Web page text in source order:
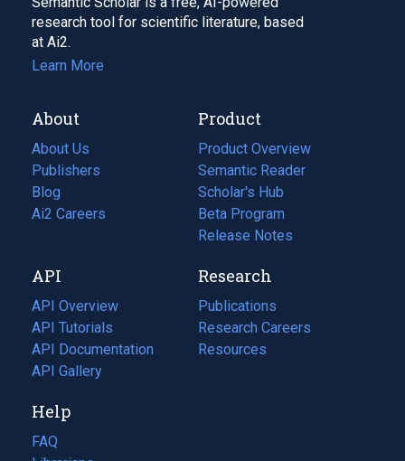
research tool for scientific literature, based
at Ai2.
Learn More
About
About Us
Publishers
Blog
(opens
in
tab)
Ai2 Careers
(opens
new
tab)
Product
Product Overview
Semantic Reader
Scholar's Hub
Beta Program
Release Notes
API
API Overview
API Tutorials
API Documentation
(opens
in
new
tab)
API Gallery
Research
Publications
(opens
in
a
Research Careers
(opens
in
Resources
(opens
Help
FAQ